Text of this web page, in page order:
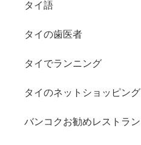
タイ語
タイの歯医者
タイでランニング
タイのネットショッピング
バンコクお勧めレストラン